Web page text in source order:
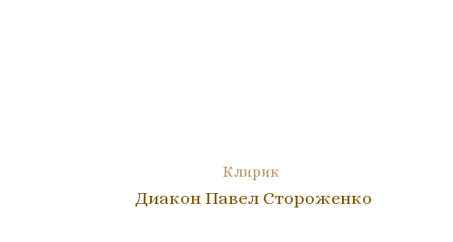
Клирик
Диакон Павел Стороженко